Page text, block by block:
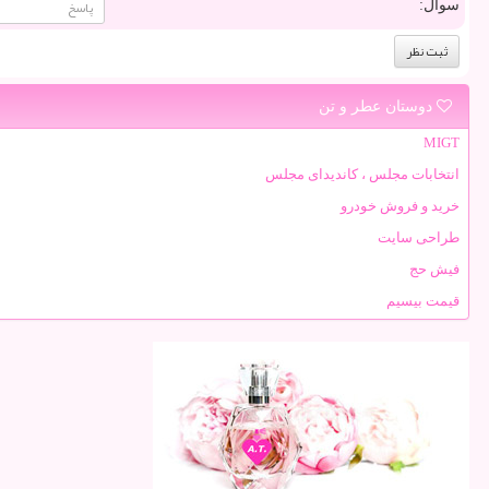
سوال:
دوستان عطر و تن
MIGT
انتخابات مجلس ، کاندیدای مجلس
خرید و فروش خودرو
طراحی سایت
فیش حج
قیمت بیسیم